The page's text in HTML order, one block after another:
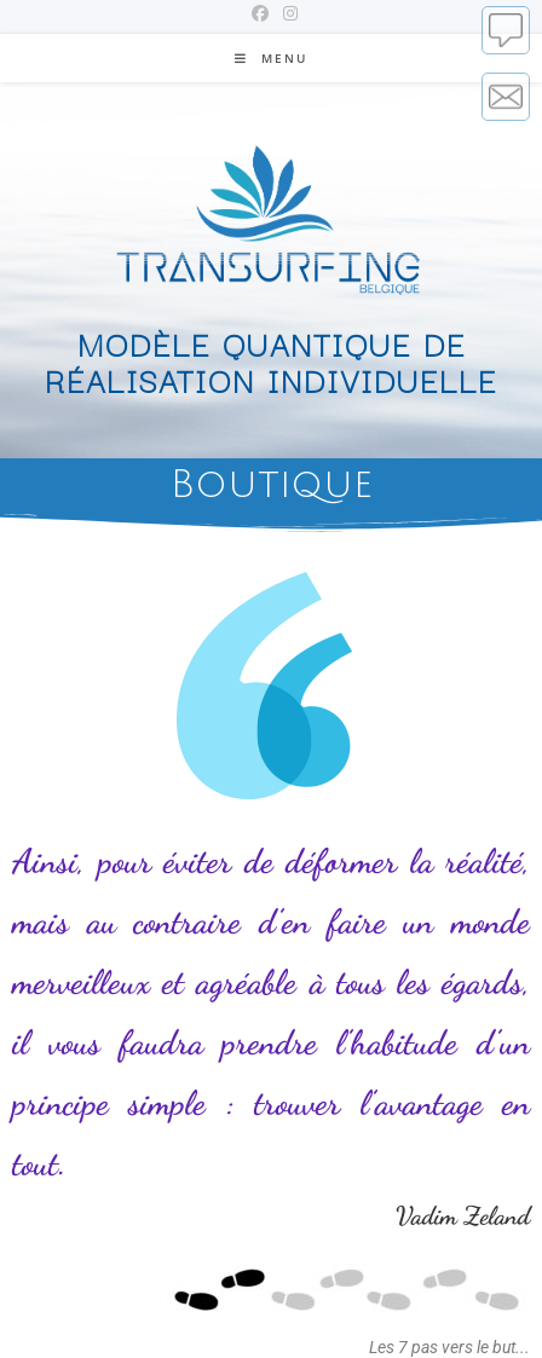
MENU
MODÈLE QUANTIQUE DE
RÉALISATION INDIVIDUELLE
Boutique
Ainsi, pour éviter de déformer la réalité,
mais au contraire d’en faire un monde
merveilleux et agréable à tous les égards,
il vous faudra prendre l’habitude d’un
principe simple : trouver l’avantage en
tout.
Vadim Zeland
Les 7 pas vers le but...